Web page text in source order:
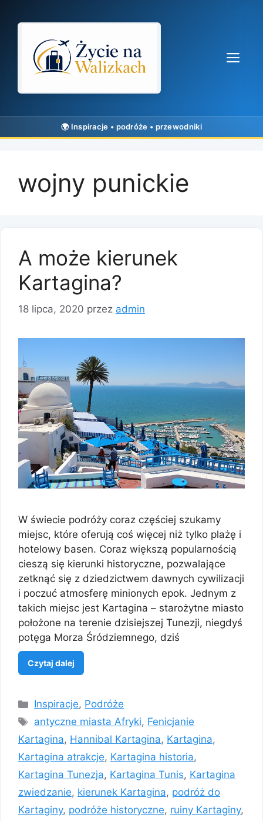
wojny punickie
A może kierunek
Kartagina?
18 lipca, 2020 przez admin
W świecie podróży coraz częściej szukamy
miejsc, które oferują coś więcej niż tylko plażę i
hotelowy basen. Coraz większą popularnością
cieszą się kierunki historyczne, pozwalające
zetknąć się z dziedzictwem dawnych cywilizacji
i poczuć atmosferę minionych epok. Jednym z
takich miejsc jest Kartagina – starożytne miasto
położone na terenie dzisiejszej Tunezji, niegdyś
potęga Morza Śródziemnego, dziś
Czytaj dalej
Kategorie
Inspiracje, Podróże
Tagi
antyczne miasta Afryki, Fenicjanie
Kartagina, Hannibal Kartagina, Kartagina,
Kartagina atrakcje, Kartagina historia,
Kartagina Tunezja, Kartagina Tunis, Kartagina
zwiedzanie, kierunek Kartagina, podróż do
Kartaginy, podróże historyczne, ruiny Kartaginy,